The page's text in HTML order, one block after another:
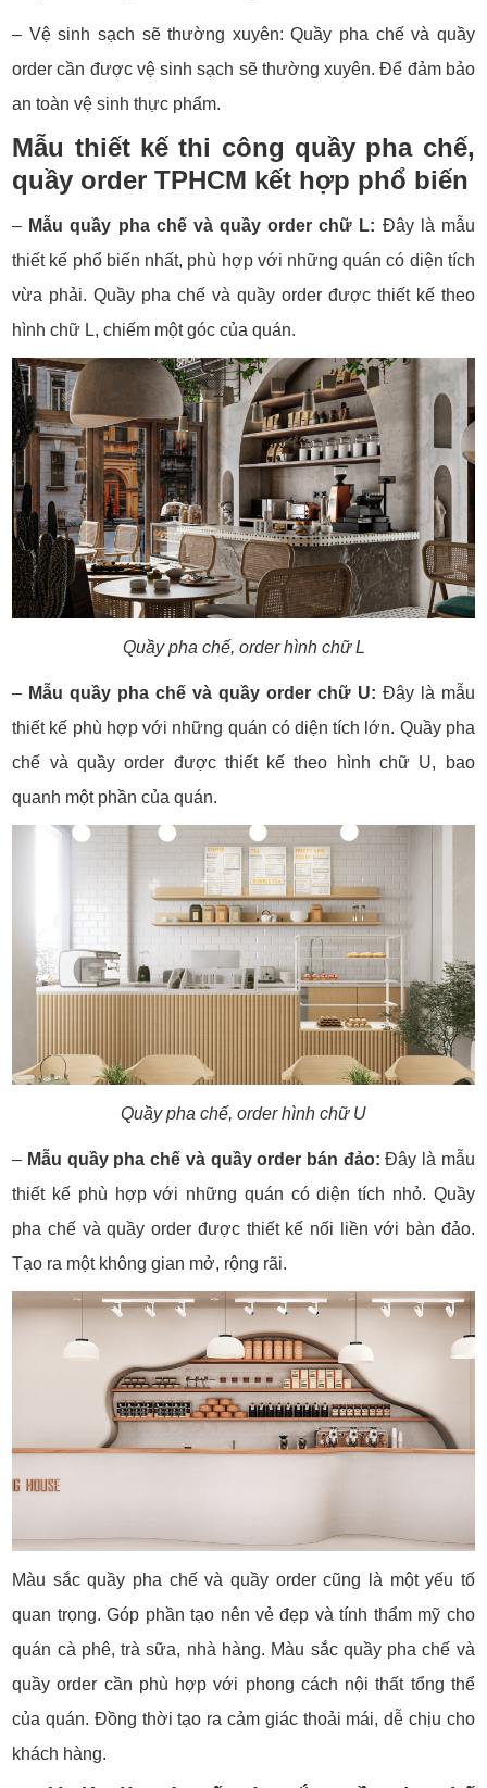
– Vệ sinh sạch sẽ thường xuyên: Quầy pha chế và quầy
order cần được vệ sinh sạch sẽ thường xuyên. Để đảm bảo
an toàn vệ sinh thực phẩm.
Mẫu thiết kế thi công quầy pha chế,
quầy order TPHCM kết hợp phổ biến
– Mẫu quầy pha chế và quầy order chữ L: Đây là mẫu
thiết kế phổ biến nhất, phù hợp với những quán có diện tích
vừa phải. Quầy pha chế và quầy order được thiết kế theo
hình chữ L, chiếm một góc của quán.
Quầy pha chế, order hình chữ L
– Mẫu quầy pha chế và quầy order chữ U: Đây là mẫu
thiết kế phù hợp với những quán có diện tích lớn. Quầy pha
chế và quầy order được thiết kế theo hình chữ U, bao
quanh một phần của quán.
Quầy pha chế, order hình chữ U
– Mẫu quầy pha chế và quầy order bán đảo: Đây là mẫu
thiết kế phù hợp với những quán có diện tích nhỏ. Quầy
pha chế và quầy order được thiết kế nối liền với bàn đảo.
Tạo ra một không gian mở, rộng rãi.
Màu sắc quầy pha chế và quầy order cũng là một yếu tố
quan trọng. Góp phần tạo nên vẻ đẹp và tính thẩm mỹ cho
quán cà phê, trà sữa, nhà hàng. Màu sắc quầy pha chế và
quầy order cần phù hợp với phong cách nội thất tổng thể
của quán. Đồng thời tạo ra cảm giác thoải mái, dễ chịu cho
khách hàng.